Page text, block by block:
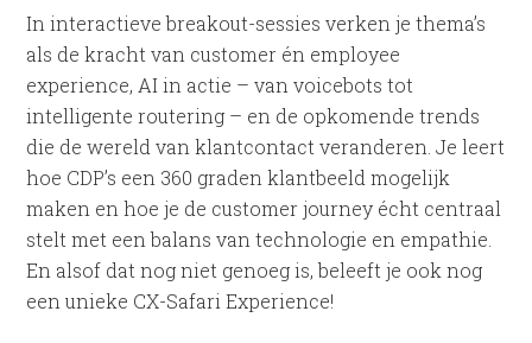
In interactieve breakout-sessies verken je thema’s
als de kracht van customer én employee
experience, AI in actie – van voicebots tot
intelligente routering – en de opkomende trends
die de wereld van klantcontact veranderen. Je leert
hoe CDP’s een 360 graden klantbeeld mogelijk
maken en hoe je de customer journey écht centraal
stelt met een balans van technologie en empathie.
En alsof dat nog niet genoeg is, beleeft je ook nog
een unieke CX-Safari Experience!